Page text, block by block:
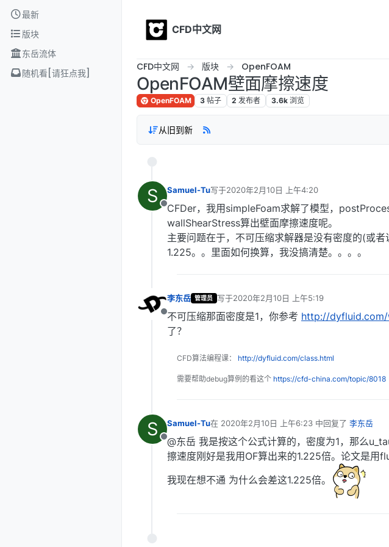
Skip to content
最新
版块
东岳流体
随机看[请狂点我]
CFD中文网
CFD中文网 版块 OpenFOAM
OpenFOAM壁面摩擦速度
OpenFOAM 3 帖子 2 发布者 3.6k 浏览
从旧到新
S
离线
Samuel-Tu写于2020年2月10日 上午4:20
最后由 编辑
CFDer，我用simpleFoam求解了模型，
wallShearStress算出壁面摩擦速度呢。
主要问题在于，不可压缩求解器是没有密度的(或
1.225。。里面如何换算，我没搞清楚。。。。
离线
李东岳 管理员 写于2020年2月10日 上午5:19
最后由 编辑
不可压缩那面密度是1，你参考 http://dyfluid.com/
了？
CFD算法编程课： http://dyfluid.com/class.html
需要帮助debug算例的看这个 https://cfd-china.com/topic/8018
S
离线
Samuel-Tu在 2020年2月10日 上午6:23 中回复了 李东岳
最后由 编辑
@东岳 我是按这个公式计算的，密度为1，那么
擦速度刚好是我用OF算出来的1.225倍。论文是用
我现在想不通 为什么会差这1.225倍。